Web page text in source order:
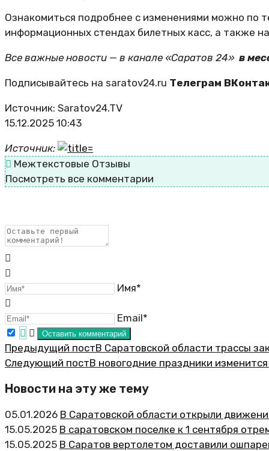
Ознакомиться подробнее с изменениями можно
информационных стендах билетных касс, а также
Все важные новости — в канале «Саратов 24» в
Подписывайтесь на saratov24.ru Телеграм
Источник: Saratov24.TV
15.12.2025 10:43
Источник:
Межтекстовые Отзывы
Посмотреть все комментарии
Имя*
Email*
Предыдущий постВ Саратовской области трассы
Следующий постВ новогодние праздники
Новости на эту же тему
05.01.2026 В Саратовской области открыли
15.05.2025 В саратовском поселке к 1 сентября
15.05.2025 В Саратов вертолетом доставили